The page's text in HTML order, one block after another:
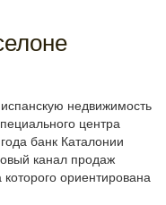
недвижимость
центра
банк Каталонии
канал продаж
ориентирована